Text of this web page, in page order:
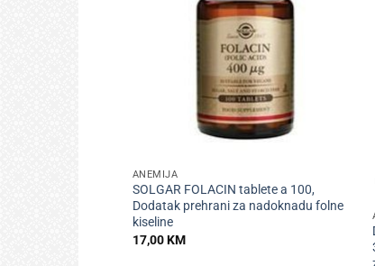
ANEMIJA
SOLGAR FOLACIN tablete a 100,
Dodatak prehrani za nadoknadu folne
kiseline
17,00KM